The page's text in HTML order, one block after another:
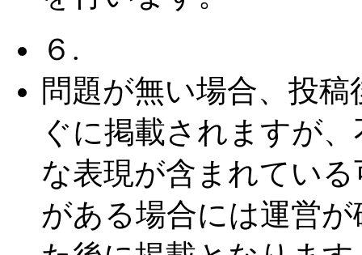
６.
問題が無い場合、投稿
ぐに掲載されますが
な表現が含まれている
がある場合には運営が